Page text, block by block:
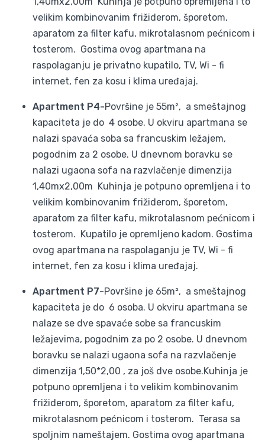
velikim kombinovanim frižiderom, šporetom,
aparatom za filter kafu, mikrotalasnom pećnicom i
tosterom. Gostima ovog apartmana na
raspolaganju je privatno kupatilo, TV, Wi - fi
internet, fen za kosu i klima uređajaj.
Apartment P4-Površine je 55m², a smeštajnog
kapaciteta je do 4 osobe. U okviru apartmana se
nalazi spavaća soba sa francuskim ležajem,
pogodnim za 2 osobe. U dnevnom boravku se
nalazi ugaona sofa na razvlačenje dimenzija
1,40mx2,00m Kuhinja je potpuno opremljena i to
velikim kombinovanim frižiderom, šporetom,
aparatom za filter kafu, mikrotalasnom pećnicom i
tosterom. Kupatilo je opremljeno kadom. Gostima
ovog apartmana na raspolaganju je TV, Wi - fi
internet, fen za kosu i klima uređajaj.
Apartment P7-Površine je 65m², a smeštajnog
kapaciteta je do 6 osoba. U okviru apartmana se
nalaze se dve spavaće sobe sa francuskim
ležajevima, pogodnim za po 2 osobe. U dnevnom
boravku se nalazi ugaona sofa na razvlačenje
dimenzija 1,50*2,00 , za još dve osobe.Kuhinja je
potpuno opremljena i to velikim kombinovanim
frižiderom, šporetom, aparatom za filter kafu,
mikrotalasnom pećnicom i tosterom. Terasa sa
spoljnim nameštajem. Gostima ovog apartmana